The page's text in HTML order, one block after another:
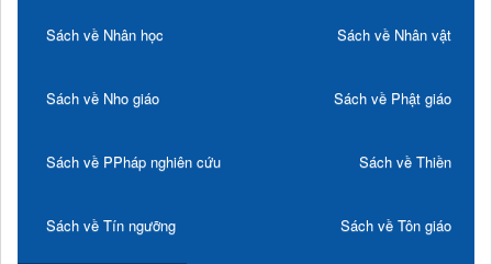
Sách về Nhân học Sách về Nhân vật
Sách về Nho giáo Sách về Phật giáo
Sách về PPháp nghiên cứu Sách về Thiền
Sách về Tín ngưỡng Sách về Tôn giáo